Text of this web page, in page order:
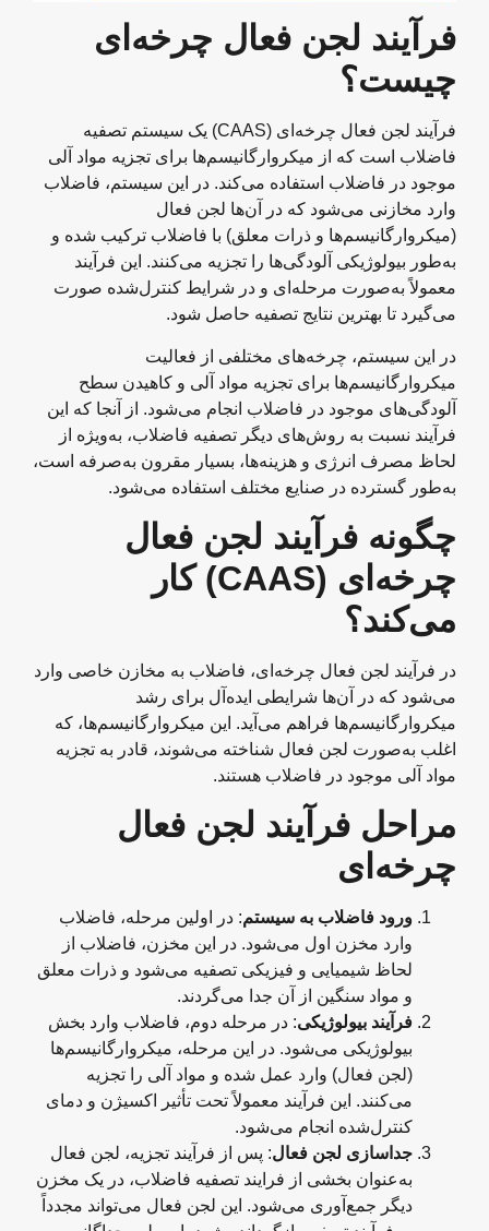
فرآیند لجن فعال چرخه‌ای
چیست؟
فرآیند لجن فعال چرخه‌ای (CAAS) یک سیستم تصفیه
فاضلاب است که از میکروارگانیسم‌ها برای تجزیه مواد آلی
موجود در فاضلاب استفاده می‌کند. در این سیستم، فاضلاب
وارد مخازنی می‌شود که در آن‌ها لجن فعال
(میکروارگانیسم‌ها و ذرات معلق) با فاضلاب ترکیب شده و
به‌طور بیولوژیکی آلودگی‌ها را تجزیه می‌کنند. این فرآیند
معمولاً به‌صورت مرحله‌ای و در شرایط کنترل‌شده صورت
می‌گیرد تا بهترین نتایج تصفیه حاصل شود.
در این سیستم، چرخه‌های مختلفی از فعالیت
میکروارگانیسم‌ها برای تجزیه مواد آلی و کاهیدن سطح
آلودگی‌های موجود در فاضلاب انجام می‌شود. از آنجا که این
فرآیند نسبت به روش‌های دیگر تصفیه فاضلاب، به‌ویژه از
لحاظ مصرف انرژی و هزینه‌ها، بسیار مقرون به‌صرفه است،
به‌طور گسترده در صنایع مختلف استفاده می‌شود.
چگونه فرآیند لجن فعال
چرخه‌ای(CAAS)
کار
می‌کند؟
در فرآیند لجن فعال چرخه‌ای، فاضلاب به مخازن خاصی وارد
می‌شود که در آن‌ها شرایطی ایده‌آل برای رشد
میکروارگانیسم‌ها فراهم می‌آید. این میکروارگانیسم‌ها، که
اغلب به‌صورت لجن فعال شناخته می‌شوند، قادر به تجزیه
مواد آلی موجود در فاضلاب هستند.
مراحل فرآیند لجن فعال
چرخه‌ای
ورود فاضلاب به سیستم: در اولین مرحله، فاضلاب
وارد مخزن اول می‌شود. در این مخزن، فاضلاب از
لحاظ شیمیایی و فیزیکی تصفیه می‌شود و ذرات معلق
و مواد سنگین از آن جدا می‌گردند.
فرآیند بیولوژیکی : در مرحله دوم، فاضلاب وارد بخش
بیولوژیکی می‌شود. در این مرحله، میکروارگانیسم‌ها
(لجن فعال) وارد عمل شده و مواد آلی را تجزیه
می‌کنند. این فرآیند معمولاً تحت تأثیر اکسیژن و دمای
کنترل‌شده انجام می‌شود.
جداسازی لجن فعال : پس از فرآیند تجزیه، لجن فعال
به‌عنوان بخشی از فرایند تصفیه فاضلاب، در یک مخزن
دیگر جمع‌آوری می‌شود. این لجن فعال می‌تواند مجدداً